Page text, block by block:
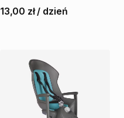
13,00 zł / dzień